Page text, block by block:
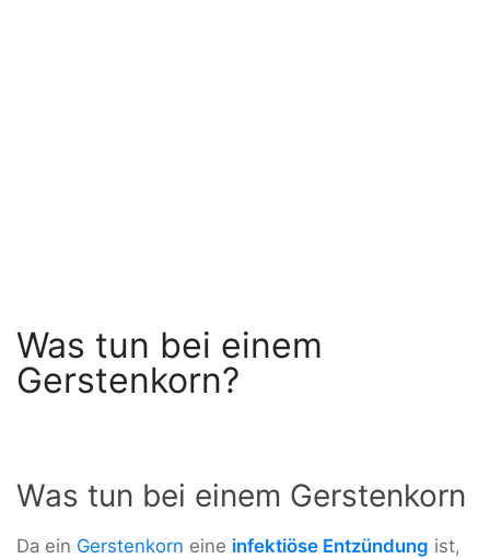
Was tun bei einem
Gerstenkorn?
Was tun bei einem Gerstenkorn
Da ein Gerstenkorn eine infektiöse Entzündung ist,